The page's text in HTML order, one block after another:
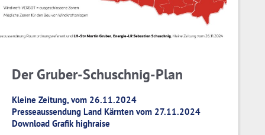
Der Gruber-Schuschnig-Plan
Kleine Zeitung, vom 26.11.2024
Presseaussendung Land Kärnten vom 27.11.2024
Download Grafik highraise